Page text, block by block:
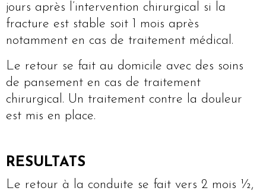
jours après l’intervention chirurgical si la
fracture est stable soit 1 mois après
notamment en cas de traitement médical.
Le retour se fait au domicile avec des soins
de pansement en cas de traitement
chirurgical. Un traitement contre la douleur
est mis en place.
RESULTATS
Le retour à la conduite se fait vers 2 mois ½,